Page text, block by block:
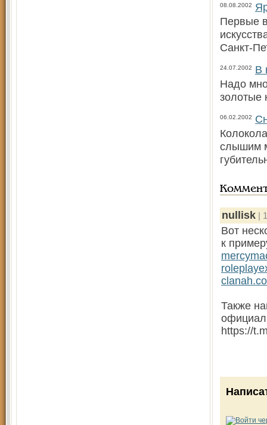
08.08.2002
Первые
Санкт-
24.07.2002
В
Надо
золотые
06.02.2002
слышим
nullisk |
Вот
к
Также
https://